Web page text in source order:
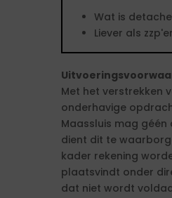
Wat is
Liever als
Met het verstrekken
onderhavige
Maassluis mag
dient dit te
kader rekening
plaatsvindt onder
dat niet wordt